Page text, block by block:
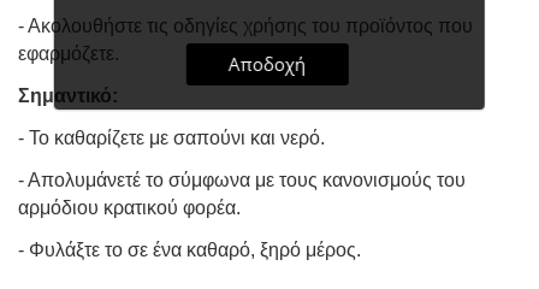
- Ακολουθήστε τις οδηγίες χρήσης του προϊόντος που
εφαρμόζετε.
Σημαντικό:
- Το καθαρίζετε με σαπούνι και νερό.
- Απολυμάνετέ το σύμφωνα με τους κανονισμούς του
αρμόδιου κρατικού φορέα.
- Φυλάξτε το σε ένα καθαρό, ξηρό μέρος.
Αποδοχή